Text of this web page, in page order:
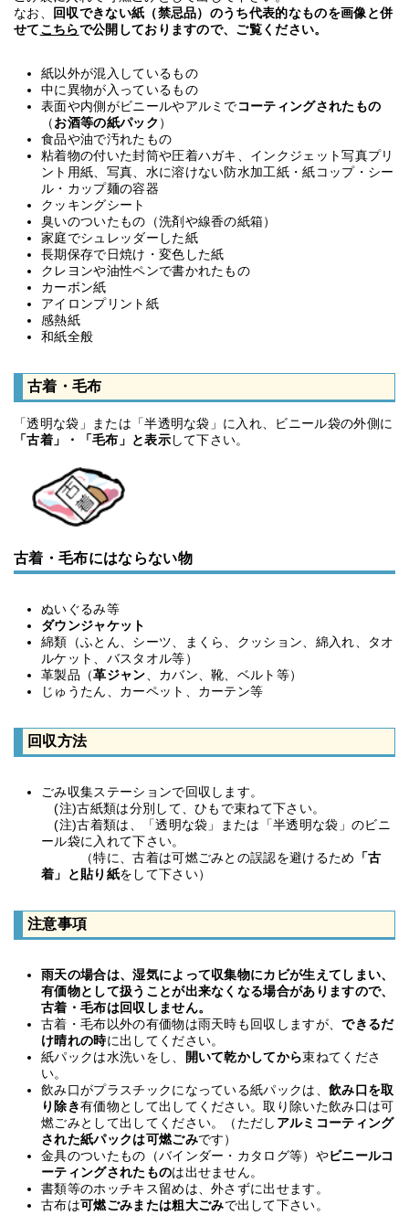
なお、
回収できない紙（禁忌品）のうち代表的なものを画像と併
せてこちらで公開しておりますので、ご覧ください。
紙以外が混入しているもの
中に異物が入っているもの
表面や内側がビニールやアルミでコーティングされたもの
（お酒等の紙パック ）
食品や油で汚れたもの
粘着物の付いた封筒や圧着ハガキ、インクジェット写真プリ
ント用紙、写真、水に溶けない防水加工紙・紙コップ・シー
ル・カップ麺の容器
クッキングシート
臭いのついたもの（洗剤や線香の紙箱）
家庭でシュレッダーした紙
長期保存で日焼け・変色した紙
クレヨンや油性ペンで書かれたもの
カーボン紙
アイロンプリント紙
感熱紙
和紙全般
古着・毛布
「透明な袋」または「半透明な袋」に入れ、ビニール袋の外側に
「古着」・「毛布」と表示して下さい。
古着・毛布にはならない物
ぬいぐるみ等
ダウンジャケット
綿類（ふとん、シーツ、まくら、クッション、綿入れ、タオ
ルケット、バスタオル等）
革製品（革ジャン 、カバン、靴、ベルト等）
じゅうたん、カーペット、カーテン等
回収方法
ごみ収集ステーションで回収します。
(注)古紙類は分別して、ひもで束ねて下さい。
(注)古着類は、「透明な袋」または「半透明な袋」のビニ
ール袋に入れて下さい。
（特に、古着は可燃ごみとの誤認を避けるため
「古
着」と貼り紙をして下さい）
注意事項
雨天の場合は、湿気によって収集物にカビが生えてしまい、
有価物として扱うことが出来なくなる場合がありますので、
古着・毛布は回収しません。
古着・毛布以外の有価物は雨天時も回収しますが、できるだ
け晴れの時に出してください。
紙パックは水洗いをし、
開いて乾かしてから束ねてくださ
い。
飲み口がプラスチックになっている紙パックは、飲み口を取
り除き有価物として出してください。取り除いた飲み口は可
燃ごみとして出してください。（ただし アルミコーティング
された紙パックは可燃ごみです）
金具のついたもの（バインダー・カタログ等）やビニールコ
ーティングされたものは出せません。
書類等のホッチキス留めは、外さずに出せます。
古布は可燃ごみまたは粗大ごみで出して下さい。